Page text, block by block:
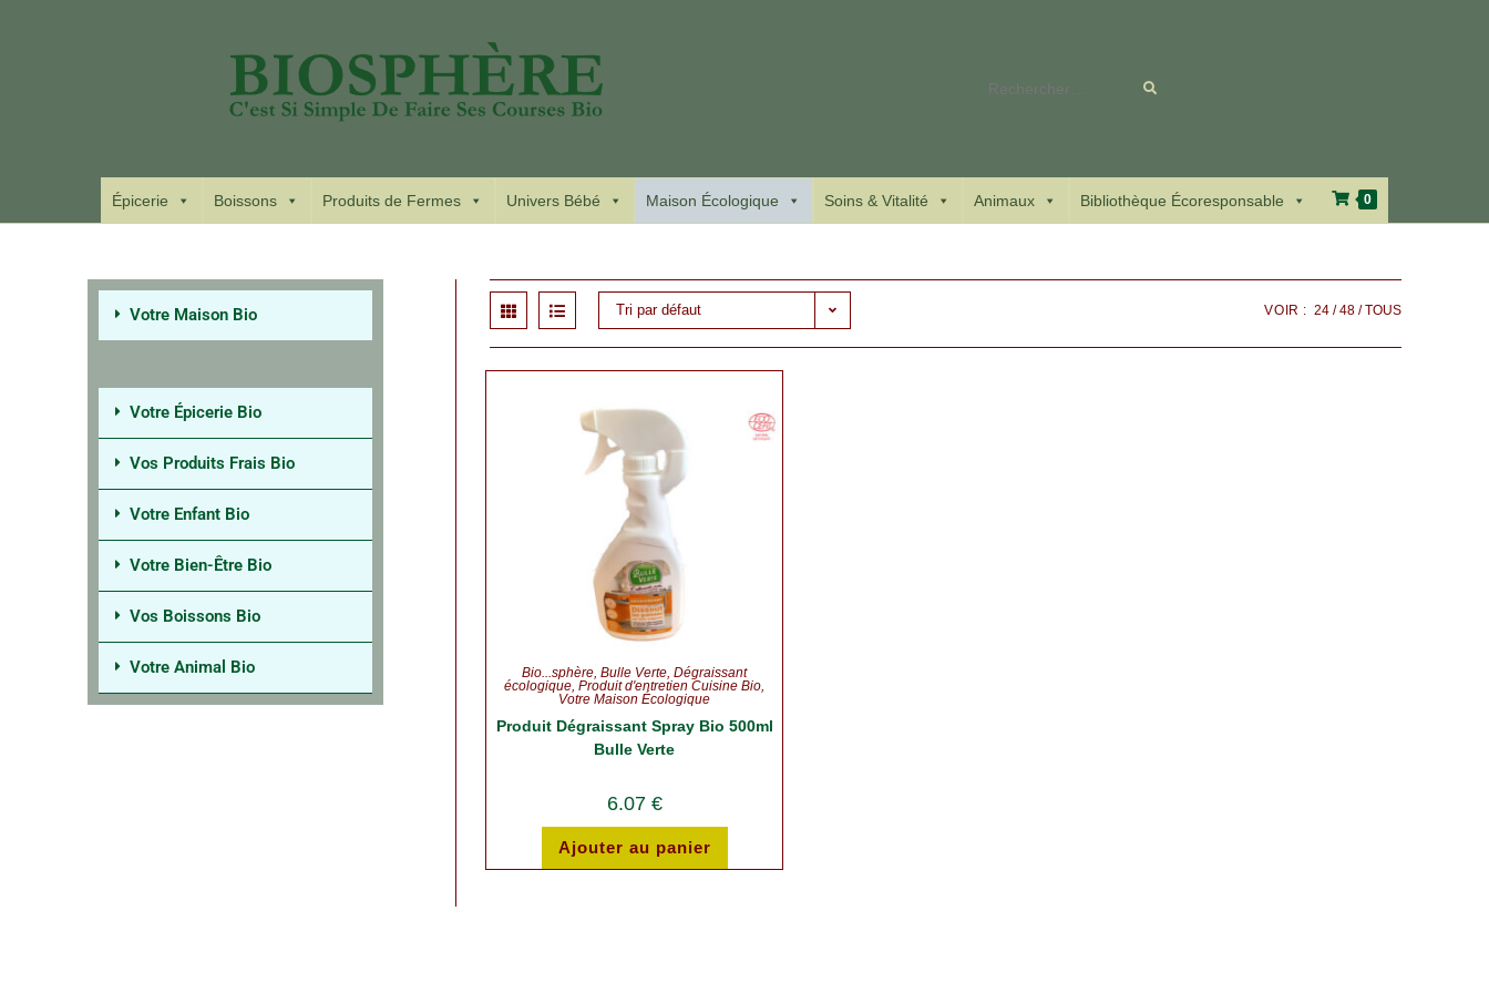
Rechercher
ce
site
Épicerie Boissons Produits de Fermes Univers Bébé Maison Écologique Soins & Vitalité Animaux Bibliothèque Écoresponsable 0
Tri par défaut VOIR : 24 48 TOUS
Bio...sphère,Bulle Verte,Dégraissant
écologique,Produit d'entretien Cuisine Bio,
Votre Maison Écologique
Produit Dégraissant Spray Bio 500ml
Bulle Verte
6.07 €
Ajouter au panier
Votre Maison Bio
Votre Épicerie Bio
Vos Produits Frais Bio
Votre Enfant Bio
Votre Bien-Être Bio
Vos Boissons Bio
Votre Animal Bio